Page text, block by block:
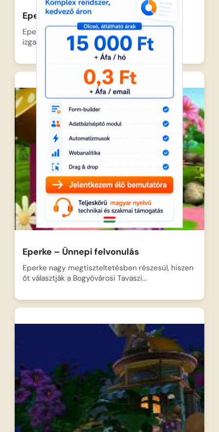
Eperke – Fagyünnep
Epervárosba beköszöntött a tél, és a lányok
izgatottan készülődnek a…
Eperke – Ünnepi felvonulás
Eperke nagy megtiszteltetésben részesül, hiszen
őt választják a Bogyóvárosi Tavaszi…